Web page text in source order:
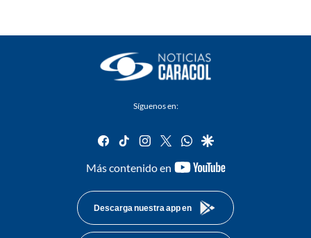
Síguenos en:
facebook
tiktok instagram
twitterwhatsapp
google
Más contenido en
youtube-
Descarga nuestra app en